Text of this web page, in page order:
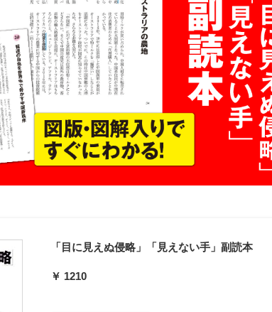
「目に見えぬ侵略」「見えない手」副読本
￥ 1210